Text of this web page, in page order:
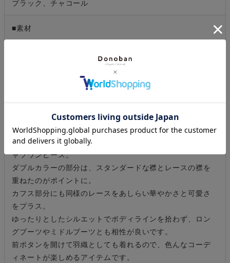
ブラック、チャコール
■素材
［レース部分］コットン 70％、ナイロン 30％
■商品説明
《Staff ミイナ企画》
1着でレイヤードしているかのようなデザインに仕上げたシ
ャツワンピース。
ダブルカラーの部分は、スタンダードな襟とレースの襟を
重ねたのがポイントに。
カフス部分にも同様のレースをあしらい華やかさと可愛さ
をプラス。
ゆったりとしたシルエットでボディラインを拾わず、ロン
グブーツやミドルブーツとも相性が良いです。
前ボタンを開けて羽織としても着れるので、色んなコーデ
ィネートが楽しめるアイテムです。